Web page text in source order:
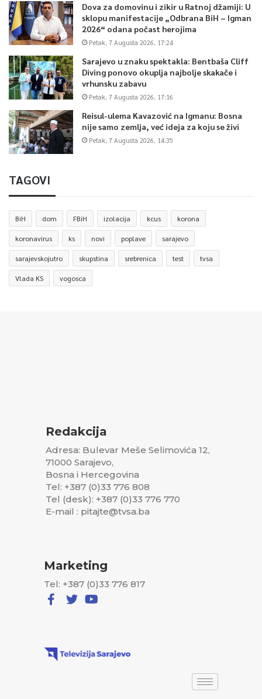
Dova za domovinu i zikir u Ratnoj džamiji: U
sklopu manifestacije „Odbrana BiH – Igman
2026“ odana počast herojima
Petak, 7 Augusta 2026, 17:24
Sarajevo u znaku spektakla: Bentbaša Cliff
Diving ponovo okuplja najbolje skakače i
vrhunsku zabavu
Petak, 7 Augusta 2026, 17:16
Reisul-ulema Kavazović na Igmanu: Bosna
nije samo zemlja, već ideja za koju se živi
Petak, 7 Augusta 2026, 14:35
TAGOVI
BiH dom FBiH izolacija kcus korona
koronavirus ks novi poplave sarajevo
sarajevskojutro skupstina srebrenica test tvsa
Vlada KS vogosca
Redakcija
Adresa: Bulevar Meše Selimovića 12,
71000 Sarajevo,
Bosna i Hercegovina
Tel: +387 (0)33 776 808
Tel (desk): +387 (0)33 776 770
E-mail : pitajte@tvsa.ba
Marketing
Tel: +387 (0)33 776 817